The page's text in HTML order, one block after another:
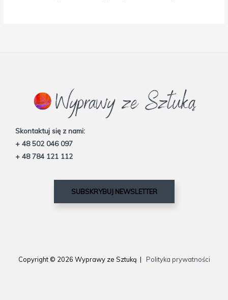
Skontaktuj się z nami:
+ 48 502 046 097
+ 48 784 121 112
SUBSKRYBUJ NEWSLETTER
Copyright © 2026 Wyprawy ze Sztuką | Polityka prywatności